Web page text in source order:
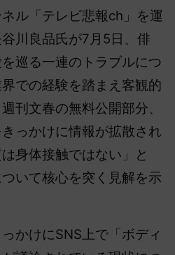
ル「テレビ悲報ch」を運
川良品氏が7月5日、俳
巡る一連のトラブルにつ
での経験を踏まえ客観的
刊文春の無料公開部分、
っかけに情報が拡散され
身体接触ではない」と
いて核心を突く見解を示
かけにSNS上で「ボディ